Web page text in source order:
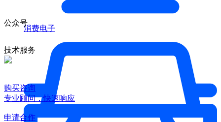
消费电子
公众号
技术服务
购买咨询
专业顾问，快速响应
申请合作